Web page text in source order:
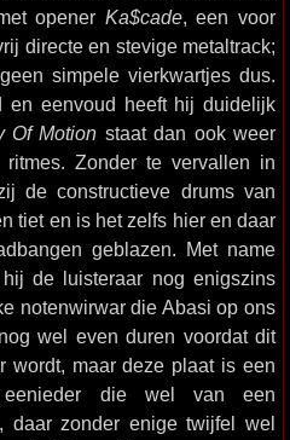
opener Ka$cade, een voor
directe en stevige metaltrack;
simpele vierkwartjes dus.
en eenvoud heeft hij duidelijk
Of Motion staat dan ook weer
Zonder te vervallen in
de constructieve drums van
tiet en is het zelfs hier en daar
geblazen. Met name
de luisteraar nog enigszins
notenwirwar die Abasi op ons
wel even duren voordat dit
wordt, maar deze plaat is een
eenieder die wel van een
daar zonder enige twijfel wel